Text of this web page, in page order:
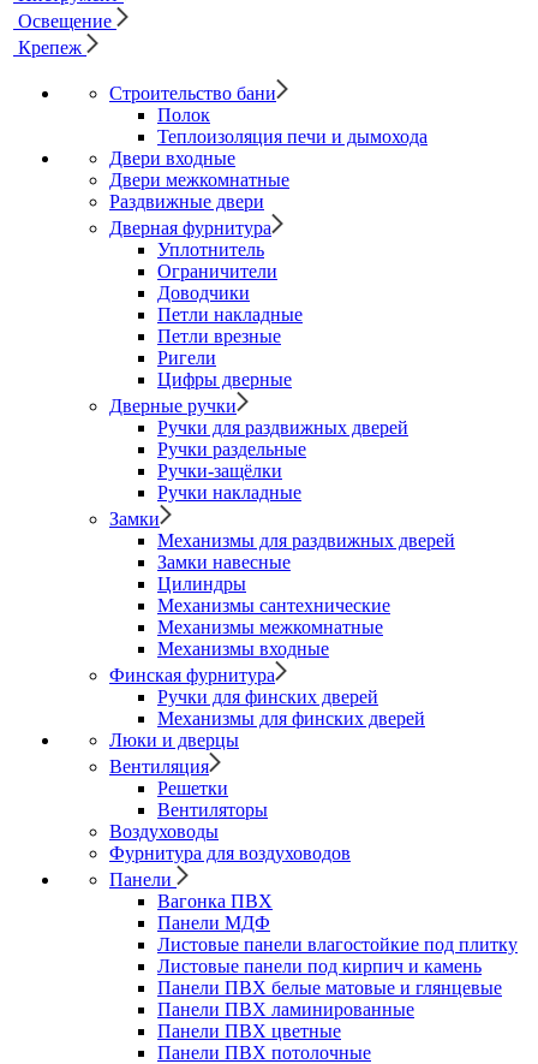
Освещение
Крепеж
Строительство бани
Полок
Теплоизоляция печи и дымохода
Двери входные
Двери межкомнатные
Раздвижные двери
Дверная фурнитура
Уплотнитель
Ограничители
Доводчики
Петли накладные
Петли врезные
Ригели
Цифры дверные
Дверные ручки
Ручки для раздвижных дверей
Ручки раздельные
Ручки-защёлки
Ручки накладные
Замки
Механизмы для раздвижных дверей
Замки навесные
Цилиндры
Механизмы сантехнические
Механизмы межкомнатные
Механизмы входные
Финская фурнитура
Ручки для финских дверей
Механизмы для финских дверей
Люки и дверцы
Вентиляция
Решетки
Вентиляторы
Воздуховоды
Фурнитура для воздуховодов
Панели
Вагонка ПВХ
Панели МДФ
Листовые панели влагостойкие под плитку
Листовые панели под кирпич и камень
Панели ПВХ белые матовые и глянцевые
Панели ПВХ ламинированные
Панели ПВХ цветные
Панели ПВХ потолочные